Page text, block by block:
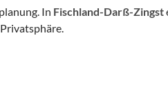
In Fischland-Darß-Zingst